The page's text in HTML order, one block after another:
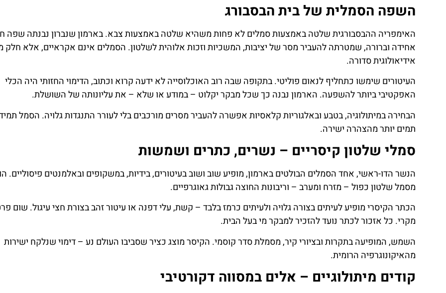
השפה הסמלית של בית הבסבורג
האימפריה ההבסבורגית שלטה באמצעות סמלים לא פחות משהיא שלטה באמצעות צבא. בארמון שנברון נבנתה שפה
אחידה וברורה, שמטרתה להעביר מסר של יציבות, המשכיות וזכות אלוהית לשלטון. הסמלים אינם אקראיים, אלא
אידיאולוגית סדורה.
העיטורים שימשו כתחליף לנאום פוליטי. בתקופה שבה רוב האוכלוסייה לא ידעה קרוא וכתוב, הדימוי החזותי היה הכלי
האפקטיבי ביותר להשפעה. הארמון נבנה כך שכל מבקר יקלוט – במודע או שלא – את עליונותה של השושלת.
הבחירה במיתולוגיה, בטבע ובאלגוריות קלאסיות אפשרה להעביר מסרים מורכבים בלי לעורר התנגדות גלויה. הסמל
תמים יותר מהצהרה ישירה.
סמלי שלטון קיסריים – נשרים, כתרים ושמשות
הנשר הדו-ראשי, אחד הסמלים הבולטים בארמון, מופיע שוב ושוב בעיטורים, בידיות, במשקופים ובאלמנטים פיסוליים.
מסמל שלטון כפול – מזרח ומערב – וריבונות החוצה גבולות גאוגרפיים.
הכתר הקיסרי מופיע לעיתים בצורה גלויה ולעיתים כרמז בלבד – קשת, עלי דפנה או עיטור זהב בצורת חצי עיגול. שום
מקרי. כל אזכור לכתר נועד להזכיר למבקר מי בעל הבית.
השמש, המופיעה בתקרות ובציורי קיר, מסמלת סדר קוסמי. הקיסר מוצג כציר שסביבו העולם נע – דימוי שנלקח ישירות
מהאיקונוגרפיה הרומית.
קודים מיתולוגיים – אלים במסווה דקורטיבי
טיסות
מציאת
לחצו
פה!
השכרת
רכב
לחצו
פה!
דילוג על